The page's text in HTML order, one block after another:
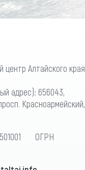
Алтайского края
адрес): 656043,
Красноармейский,
ОГРН